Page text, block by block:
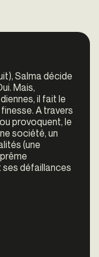
Salma décide
Mais,
il fait le
A travers
provoquent, le
société, un
(une
ses défaillances